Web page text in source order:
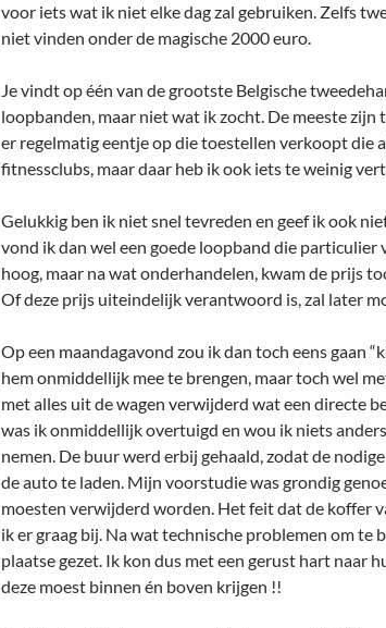
voor iets wat ik niet elke dag zal gebruiken. Zelfs
niet vinden onder de magische 2000 euro.
Je vindt op één van de grootste Belgische
loopbanden, maar niet wat ik zocht. De meeste
er regelmatig eentje op die toestellen verkoopt die
fitnessclubs, maar daar heb ik ook iets te weinig
Gelukkig ben ik niet snel tevreden en geef ik ook
vond ik dan wel een goede loopband die
hoog, maar na wat onderhandelen, kwam de prijs
Of deze prijs uiteindelijk verantwoord is, zal later
Op een maandagavond zou ik dan toch eens gaan
hem onmiddellijk mee te brengen, maar toch wel
met alles uit de wagen verwijderd wat een directe
was ik onmiddellijk overtuigd en wou ik niets
nemen. De buur werd erbij gehaald, zodat de
de auto te laden. Mijn voorstudie was grondig
moesten verwijderd worden. Het feit dat de koffer
ik er graag bij. Na wat technische problemen om te
plaatse gezet. Ik kon dus met een gerust hart naar
deze moest binnen én boven krijgen !!